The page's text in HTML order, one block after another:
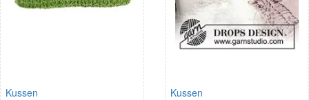
Kussen Kussen